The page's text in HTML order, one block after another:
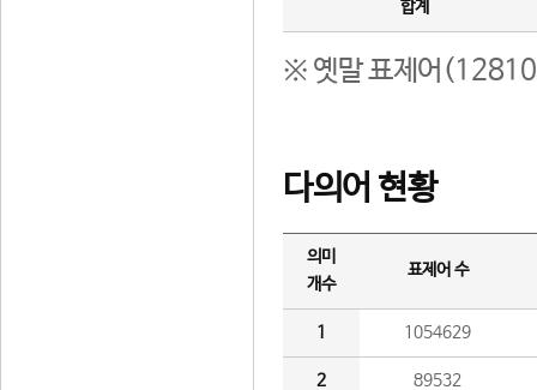
합계
※ 옛말 표제어(12810
다의어 현황
의미
개수
표제어 수
1 1054629
2 89532